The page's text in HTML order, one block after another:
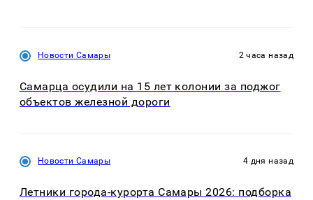
Новости Самары 2 часа назад
Самарца осудили на 15 лет колонии за поджог
объектов железной дороги
Новости Самары 4 дня назад
Летники города-курорта Самары 2026: подборка